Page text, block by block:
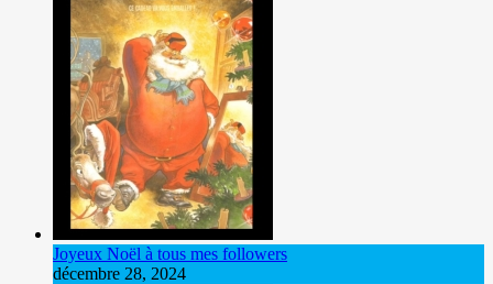
Joyeux Noël à tous mes followers
décembre 28, 2024